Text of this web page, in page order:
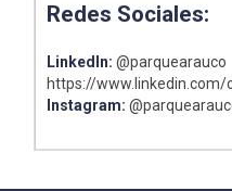
Redes Sociales:
LinkedIn: @parquearauco
https://
Instagram: